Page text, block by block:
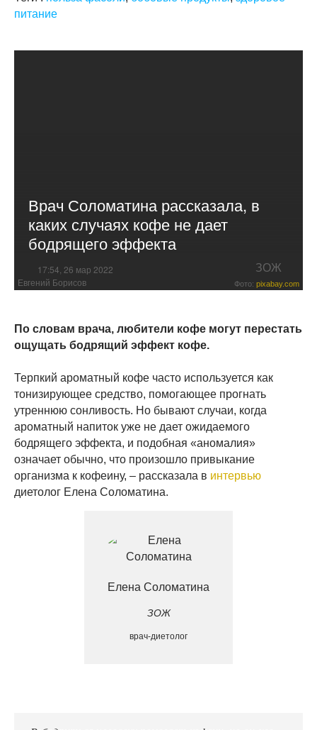
питание
Врач Соломатина рассказала, в
каких случаях кофе не дает
бодрящего эффекта
17:54, 26 мар 2022 ЗОЖ
Евгений Борисов Фото: pixabay.com
По словам врача, любители кофе могут перестать
ощущать бодрящий эффект кофе.
Терпкий ароматный кофе часто используется как
тонизирующее средство, помогающее прогнать
утреннюю сонливость. Но бывают случаи, когда
ароматный напиток уже не дает ожидаемого
бодрящего эффекта, и подобная «аномалия»
означает обычно, что произошло привыкание
организма к кофеину, – рассказала в интервью
диетолог Елена Соломатина.
Елена Соломатина
ЗОЖ
врач-диетолог